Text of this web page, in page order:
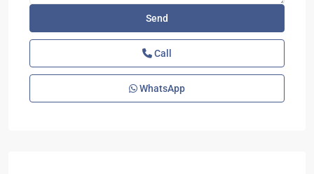
Call
WhatsApp